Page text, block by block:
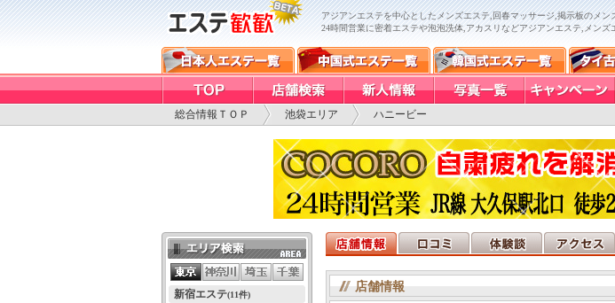
アジアンエステを中心としたメンズエステ,回春マッサージ,掲示板のメン
24時間営業に密着エステや泡泡洗体,アカスリなどアジアンエステ,メンズ
総合情報ＴＯＰ 池袋エリア ハニービー
店舗情報
エリア検索
新宿エステ(11件)